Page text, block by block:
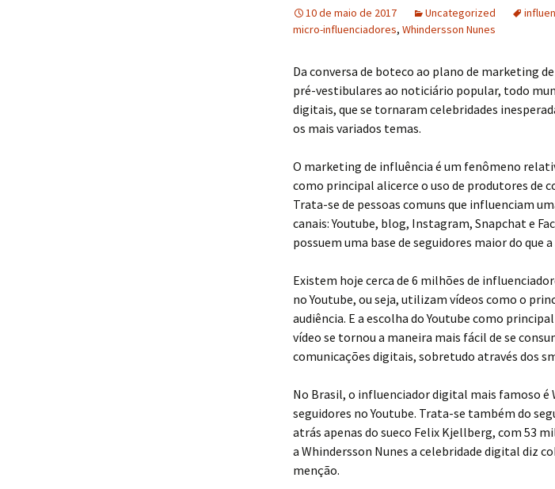
10 de maio de 2017 Uncategorized
micro-influenciadores, Whindersson Nunes
Da conversa de boteco ao plano de marketing
pré-vestibulares ao noticiário popular, todo
digitais, que se tornaram celebridades
os mais variados temas.
O marketing de influência é um fenômeno
como principal alicerce o uso de produtores de
Trata-se de pessoas comuns que influenciam
canais: Youtube, blog, Instagram, Snapchat e
possuem uma base de seguidores maior do que
Existem hoje cerca de 6 milhões de
no Youtube, ou seja, utilizam vídeos como o
audiência. E a escolha do Youtube como
vídeo se tornou a maneira mais fácil de se
comunicações digitais, sobretudo através dos
No Brasil, o influenciador digital mais famoso é
seguidores no Youtube. Trata-se também do
atrás apenas do sueco Felix Kjellberg, com 53
a Whindersson Nunes a celebridade digital diz
menção.